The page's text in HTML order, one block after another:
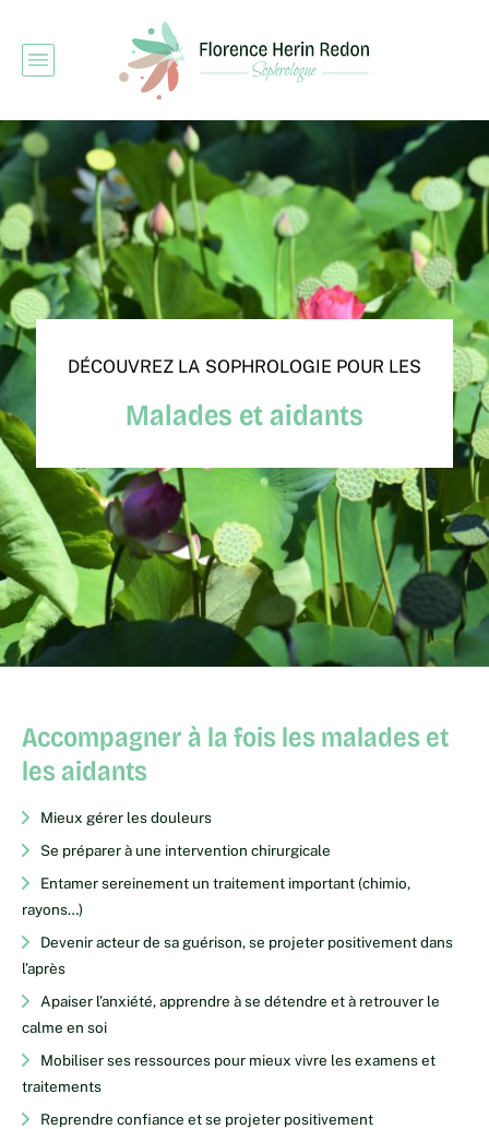
DÉCOUVREZ LA SOPHROLOGIE POUR LES
Malades et aidants
Accompagner à la fois les malades et
les aidants
Mieux gérer les douleurs
Se préparer à une intervention chirurgicale
Entamer sereinement un traitement important (chimio,
rayons…)
Devenir acteur de sa guérison, se projeter positivement dans
l’après
Apaiser l’anxiété, apprendre à se détendre et à retrouver le
calme en soi
Mobiliser ses ressources pour mieux vivre les examens et
traitements
Reprendre confiance et se projeter positivement